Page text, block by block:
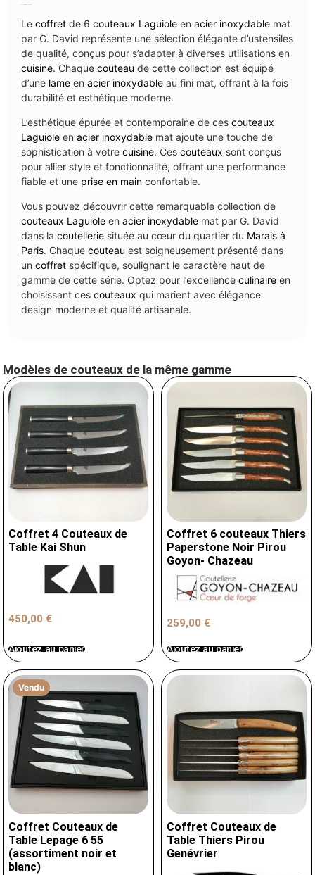
Le coffret de 6 couteaux Laguiole en acier inoxydable mat
par G. David représente une sélection élégante d’ustensiles
de qualité, conçus pour s’adapter à diverses utilisations en
cuisine. Chaque couteau de cette collection est équipé
d’une lame en acier inoxydable au fini mat, offrant à la fois
durabilité et esthétique moderne.
L’esthétique épurée et contemporaine de ces couteaux
Laguiole en acier inoxydable mat ajoute une touche de
sophistication à votre cuisine. Ces couteaux sont conçus
pour allier style et fonctionnalité, offrant une performance
fiable et une prise en main confortable.
Vous pouvez découvrir cette remarquable collection de
couteaux Laguiole en acier inoxydable mat par G. David
dans la coutellerie située au cœur du quartier du Marais à
Paris. Chaque couteau est soigneusement présenté dans
un coffret spécifique, soulignant le caractère haut de
gamme de cette série. Optez pour l’excellence culinaire en
choisissant ces couteaux qui marient avec élégance
design moderne et qualité artisanale.
Modèles de couteaux de la même gamme
Coffret 4 Couteaux de
Table Kai Shun
450,00 €
Ajoutez au panier
Coffret 6 couteaux Thiers
Paperstone Noir Pirou
Goyon- Chazeau
259,00 €
Ajoutez au panier
Vendu
Coffret Couteaux de
Table Lepage 6 55
(assortiment noir et
blanc)
Coffret Couteaux de
Table Thiers Pirou
Genévrier